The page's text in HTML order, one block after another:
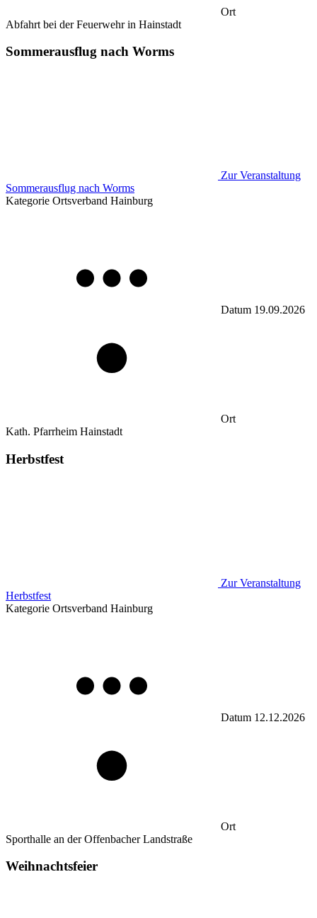
Ort
Abfahrt bei der Feuerwehr in Hainstadt
Sommerausflug nach Worms
Zur Veranstaltung
Sommerausflug nach Worms
Kategorie Ortsverband Hainburg
Datum 19.09.2026
Ort
Kath. Pfarrheim Hainstadt
Herbstfest
Zur Veranstaltung
Herbstfest
Kategorie Ortsverband Hainburg
Datum 12.12.2026
Ort
Sporthalle an der Offenbacher Landstraße
Weihnachtsfeier